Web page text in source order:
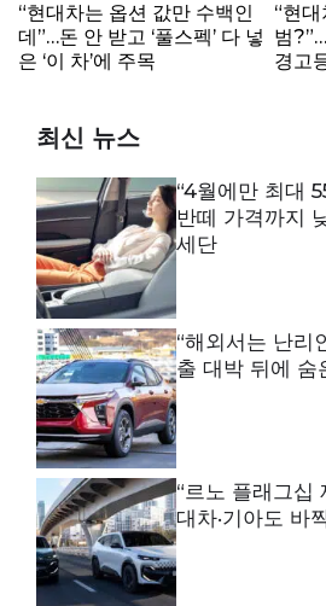
“현대차는 옵션 값만 수백인
데”…돈 안 받고 ‘풀스펙’ 다 넣
은 ‘이 차’에 주목
“현
범
경고
최신 뉴스
“4월에만 최대
반떼 가격까지
세단
“해외서는 난리
출 대박 뒤에 숨
“르노 플래그십
대차·기아도 바